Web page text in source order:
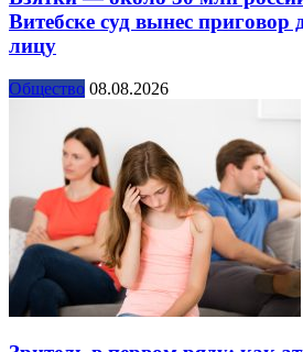
Витебске суд вынес приговор
лицу
Общество 08.08.2026